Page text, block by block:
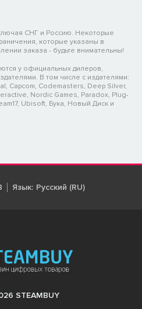
СНГ и Россию. Некоторые
которые указаны в
заказа - будьте внимательны!
у официальных дилеров,
В том числе с издателями:
Capcom, Codemasters, Deep Silver,
Nordic Games, Paradox, Plug-
Ubisoft, Бука, Новый Диск и
Язык: Русский (RU)
STEAMBUY